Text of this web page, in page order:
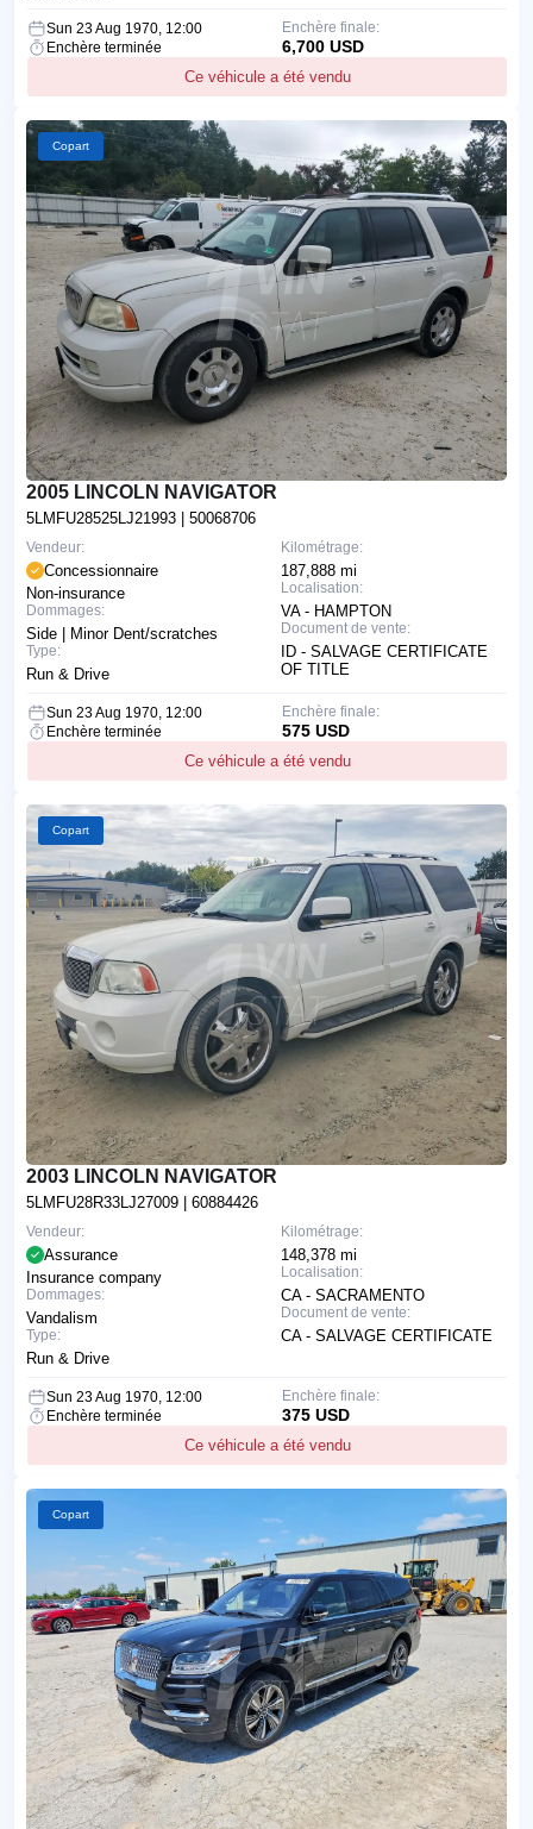
Sun 23 Aug 1970, 12:00
Enchère terminée
Ce véhicule a été vendu
Enchère finale:
6,700 USD
Copart
2005 LINCOLN NAVIGATOR
5LMFU28525LJ21993 | 50068706
Kilométrage:
187,888 mi
Localisation:
VA - HAMPTON
Document de vente:
ID - SALVAGE CERTIFICATE
OF TITLE
Vendeur:
Concessionnaire
Non-insurance
Dommages:
Side | Minor Dent/scratches
Type:
Run & Drive
Sun 23 Aug 1970, 12:00
Enchère terminée
Ce véhicule a été vendu
Enchère finale:
575 USD
Copart
2003 LINCOLN NAVIGATOR
5LMFU28R33LJ27009 | 60884426
Kilométrage:
148,378 mi
Localisation:
CA - SACRAMENTO
Document de vente:
CA - SALVAGE CERTIFICATE
Vendeur:
Assurance
Insurance company
Dommages:
Vandalism
Type:
Run & Drive
Sun 23 Aug 1970, 12:00
Enchère terminée
Ce véhicule a été vendu
Enchère finale:
375 USD
Copart